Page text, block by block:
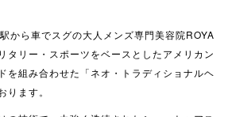
から車でスグの大人メンズ専門美容院ROYA
タリー・スポーツをベースとしたアメリカン
を組み合わせた「ネオ・トラディショナルヘ
ります。